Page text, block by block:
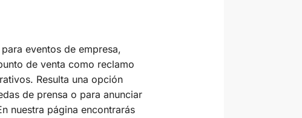
eventos de empresa,
de venta como reclamo
Resulta una opción
de prensa o para anunciar
nuestra página encontrarás